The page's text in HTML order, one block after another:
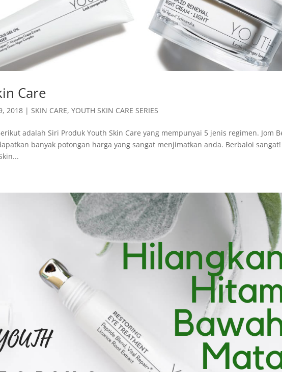
Care
2018 |SKIN CARE,YOUTH SKIN CARE SERIES
adalah Siri Produk Youth Skin Care yang mempunyai 5 jenis regimen. Jom
banyak potongan harga yang sangat menjimatkan anda. Berbaloi